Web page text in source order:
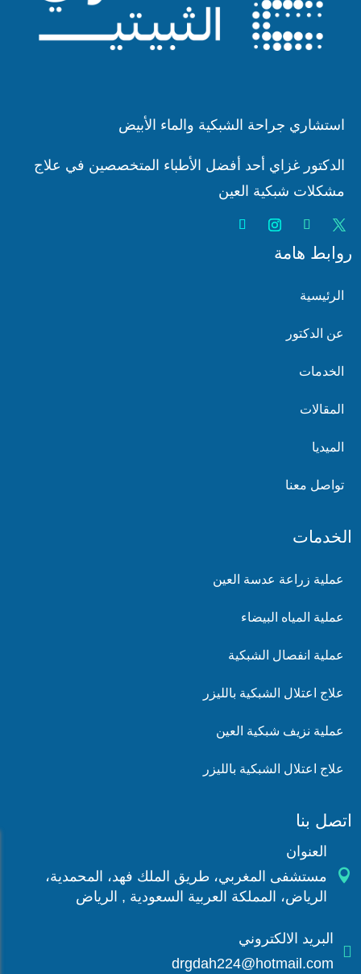
اتصل بنا

العنوان
مستشفى المغربي، طريق الملك فهد، المحمدية،
الرياض، المملكة العربية السعودية , الرياض

البريد الالكتروني
drgdah224@hotmail.com
الخدمات
عملية زراعة عدسة العين
عملية المياه البيضاء
عملية انفصال الشبكية
علاج اعتلال الشبكية بالليزر
عملية نزيف شبكية العين
علاج اعتلال الشبكية بالليزر
روابط هامة
الرئيسية
عن الدكتور
الخدمات
المقالات
الميديا
تواصل معنا
استشاري جراحة الشبكية والماء الأبيض
الدكتور غزاي أحد أفضل الأطباء المتخصصين في علاج
مشكلات شبكية العين